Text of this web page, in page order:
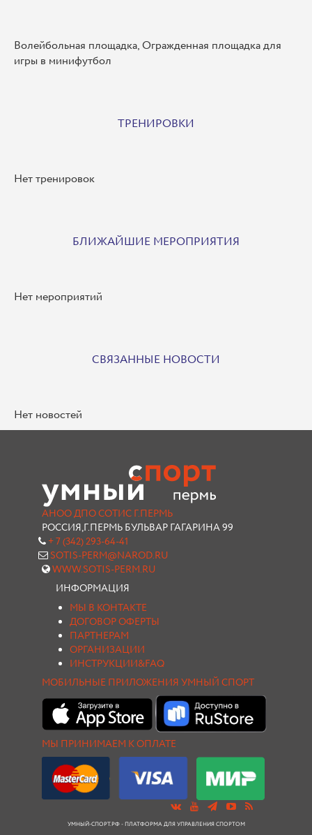
Волейбольная площадка, Огражденная площадка для
игры в минифутбол
ТРЕНИРОВКИ
Нет тренировок
БЛИЖАЙШИЕ МЕРОПРИЯТИЯ
Нет мероприятий
СВЯЗАННЫЕ НОВОСТИ
Нет новостей
АНОО ДПО СОТИС Г.ПЕРМЬ
РОССИЯ,Г.ПЕРМЬ БУЛЬВАР ГАГАРИНА 99
+ 7 (342) 293-64-41
SOTIS-PERM@NAROD.RU
WWW.SOTIS-PERM.RU
ИНФОРМАЦИЯ
МЫ В КОНТАКТЕ
ДОГОВОР ОФЕРТЫ
ПАРТНЕРАМ
ОРГАНИЗАЦИИ
ИНСТРУКЦИИ&FAQ
МОБИЛЬНЫЕ ПРИЛОЖЕНИЯ УМНЫЙ СПОРТ
МЫ ПРИНИМАЕМ К ОПЛАТЕ
УМНЫЙ-СПОРТ.РФ - ПЛАТФОРМА ДЛЯ УПРАВЛЕНИЯ СПОРТОМ